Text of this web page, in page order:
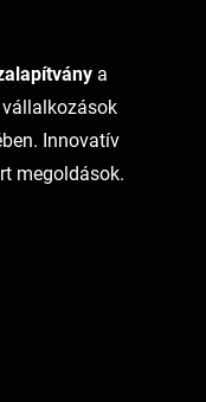
a
Innovatív
megoldások.